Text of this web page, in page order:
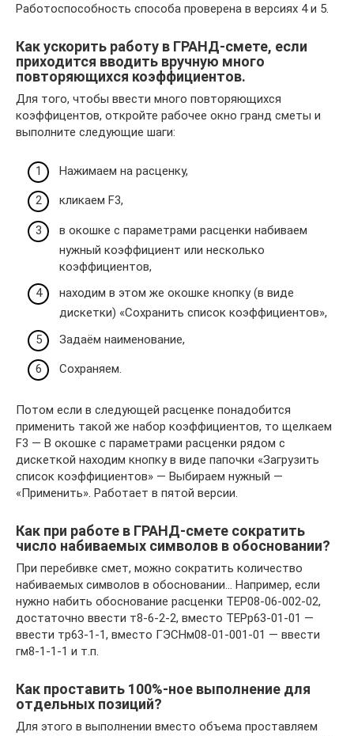
Работоспособность способа проверена в версиях 4 и 5.
Как ускорить работу в ГРАНД-смете, если
приходится вводить вручную много
повторяющихся коэффициентов.
Для того, чтобы ввести много повторяющихся
коэффицентов, откройте рабочее окно гранд сметы и
выполните следующие шаги:
Нажимаем на расценку,
кликаем F3,
в окошке с параметрами расценки набиваем
нужный коэффициент или несколько
коэффициентов,
находим в этом же окошке кнопку (в виде
дискетки) «Сохранить список коэффициентов»,
Задаём наименование,
Сохраняем.
Потом если в следующей расценке понадобится
применить такой же набор коэффициентов, то щелкаем
F3 — В окошке с параметрами расценки рядом с
дискеткой находим кнопку в виде папочки «Загрузить
список коэффициентов» — Выбираем нужный —
«Применить». Работает в пятой версии.
Как при работе в ГРАНД-смете сократить
число набиваемых символов в обосновании?
При перебивке смет, можно сократить количество
набиваемых символов в обосновании… Например, если
нужно набить обоснование расценки ТЕР08-06-002-02,
достаточно ввести т8-6-2-2, вместо ТЕРр63-01-01 —
ввести тр63-1-1, вместо ГЭСНм08-01-001-01 — ввести
гм8-1-1-1 и т.п.
Как проставить 100%-ное выполнение для
отдельных позиций?
Для этого в выполнении вместо объема проставляем